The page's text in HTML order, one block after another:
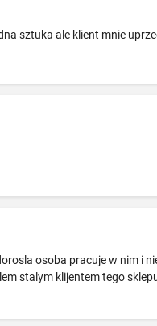
sztuka ale klient mnie
osoba pracuje w nim i
stalym klijentem tego